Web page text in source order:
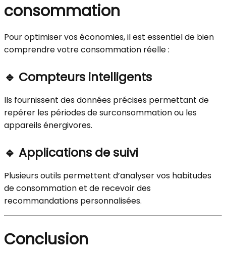
consommation
Pour optimiser vos économies, il est essentiel de bien
comprendre votre consommation réelle :
🔹 Compteurs intelligents
Ils fournissent des données précises permettant de
repérer les périodes de surconsommation ou les
appareils énergivores.
🔹 Applications de suivi
Plusieurs outils permettent d’analyser vos habitudes
de consommation et de recevoir des
recommandations personnalisées.
Conclusion